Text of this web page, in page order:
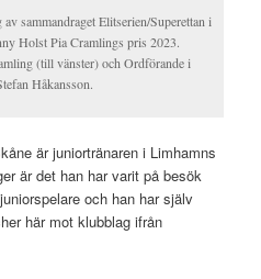
sammandraget Elitserien/Superettan i
Holst Pia Cramlings pris 2023.
(till vänster) och Ordförande i
Håkansson.
är juniortränaren i Limhamns
är det han har varit på besök
och han har själv
här mot klubblag ifrån